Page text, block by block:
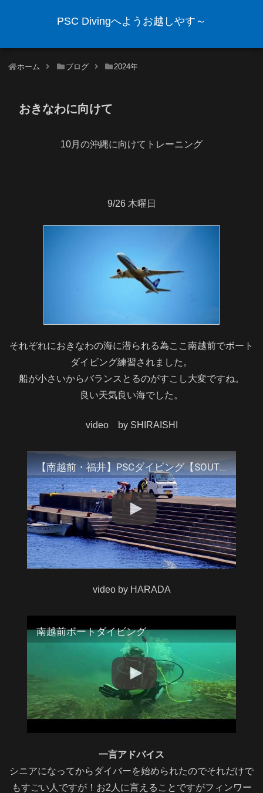
PSC Divingへようお越しやす～
ホーム ブログ 2024年
おきなわに向けて
10月の沖縄に向けてトレーニング
9/26 木曜日
それぞれにおきなわの海に潜られる為ここ南越前でボート
ダイビング練習されました。
船が小さいからバランスとるのがすこし大変ですね。
良い天気良い海でした。
video by SHIRAISHI
【南越前・福井】PSCダイビング【SOUTH ETIZEN・FUKUI】
video by HARADA
南越前ボートダイビング
一言アドバイス
シニアになってからダイバーを始められたのでそれだけで
もすごい人ですが！お2人に言えることですがフィンワー